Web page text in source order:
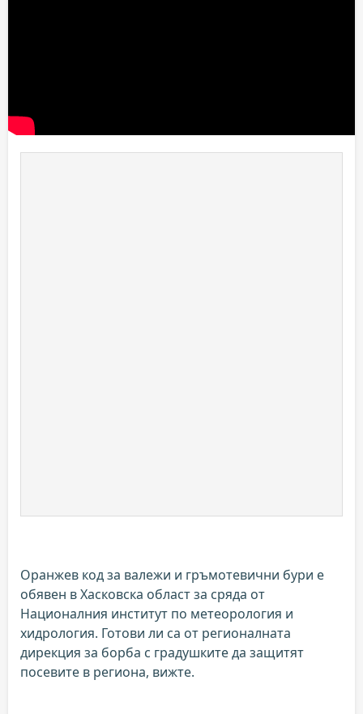
Оранжев код за валежи и гръмотевични бури е
обявен в Хасковска област за сряда от
Националния институт по метеорология и
хидрология. Готови ли са от регионалната
дирекция за борба с градушките да защитят
посевите в региона, вижте.